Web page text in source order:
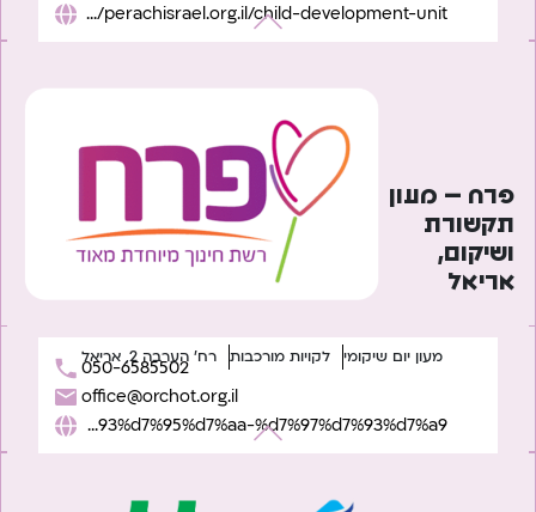
https://perachisrael.org.il/child-development-unit/
פרח – מעון
תקשורת
ושיקום,
אריאל
050-6585502
office@orchot.org.il
https://perachisrael.org.il/%d7%a2%d7%9e%d7%95%d7%93-%d7%9e%d7%95%d7%a1%d7%93%d7%95%d7%aa-%d7%97%d7%93%d7%a9/
מעון יום שיקומי לקויות מורכבות רח' הערבה 2, אריאל